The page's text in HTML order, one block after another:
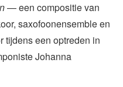
— een compositie van
saxofoonensemble en
tijdens een optreden in
Johanna